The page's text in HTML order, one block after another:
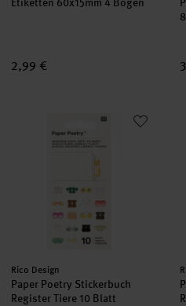
2,99 €
Paper Poetry Stickerbuch
Hersteller:
Rico Design
Paper Poetry Stickerbuch
Register Tiere 10 Blatt